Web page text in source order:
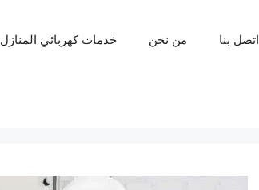
اتصل بنا من نحن خدمات كهربائي المنازل